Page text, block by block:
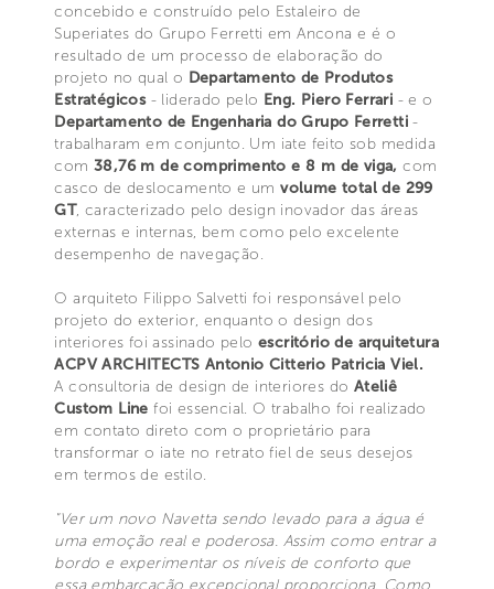
concebido e construído pelo Estaleiro de
Superiates do Grupo Ferretti em Ancona e é o
resultado de um processo de elaboração do
projeto no qual o Departamento de Produtos
Estratégicos- liderado pelo Eng. Piero Ferrari - e o
Departamento de Engenharia do Grupo Ferretti-
trabalharam em conjunto. Um iate feito sob medida
com 38,76 m de comprimento e 8 m de viga, com
casco de deslocamento e umvolume total de 299
GT, caracterizado pelo design inovador das áreas
externas e internas, bem como pelo excelente
desempenho de navegação.
O arquiteto Filippo Salvetti foi responsável pelo
projeto do exterior, enquanto o design dos
interiores foi assinado pelo escritório de arquitetura
ACPV ARCHITECTS Antonio Citterio Patricia Viel.
A consultoria de design de interiores do Ateliê
Custom Linefoi essencial. O trabalho foi realizado
em contato direto com o proprietário para
transformar o iate no retrato fiel de seus desejos
em termos de estilo.
"Ver um novo Navetta sendo levado para a água é
uma emoção real e poderosa. Assim como entrar a
bordo e experimentar os níveis de conforto que
essa embarcação excepcional proporciona. Como